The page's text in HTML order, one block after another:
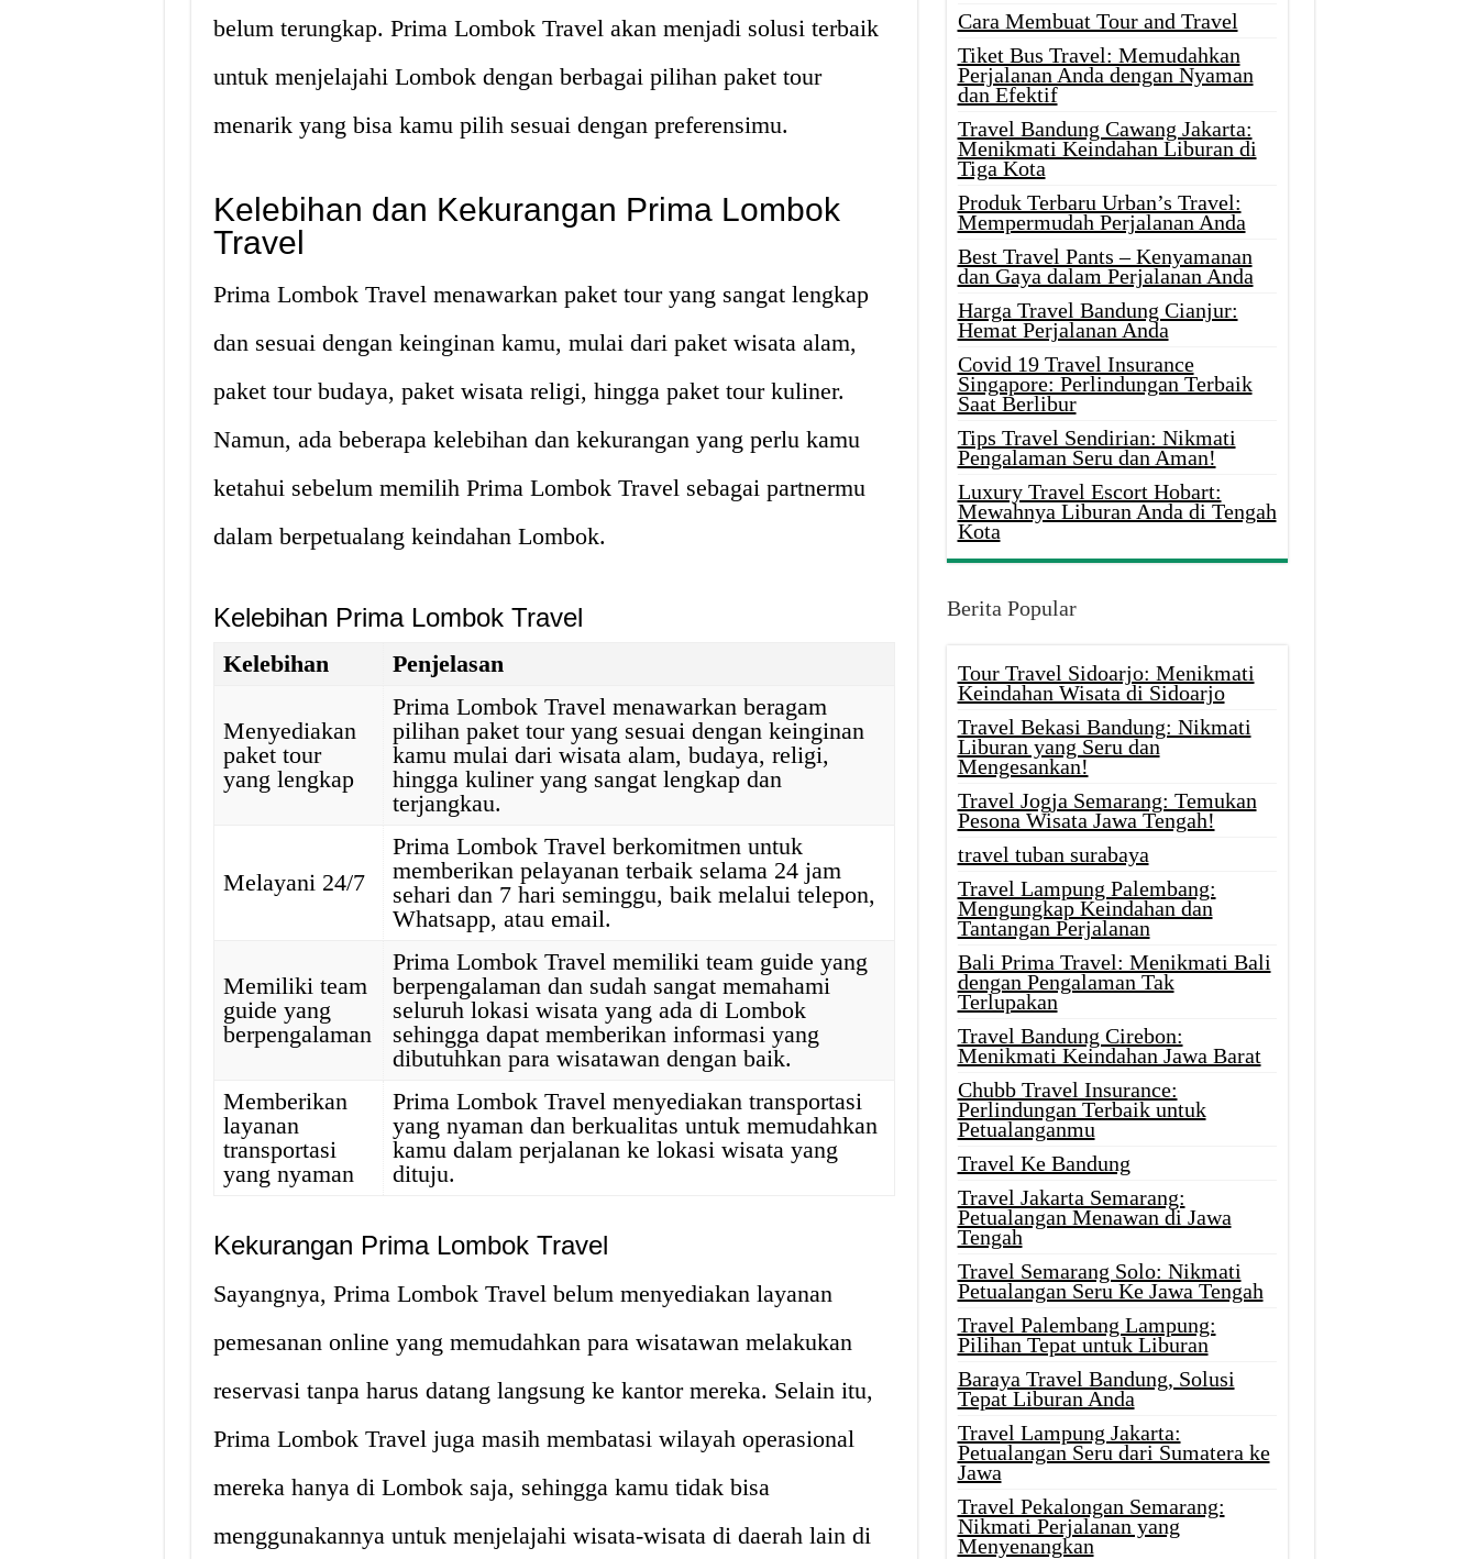
belum terungkap. Prima Lombok Travel akan menjadi solusi terbaik
untuk menjelajahi Lombok dengan berbagai pilihan paket tour
menarik yang bisa kamu pilih sesuai dengan preferensimu.
Kelebihan dan Kekurangan Prima Lombok
Travel
Prima Lombok Travel menawarkan paket tour yang sangat lengkap
dan sesuai dengan keinginan kamu, mulai dari paket wisata alam,
paket tour budaya, paket wisata religi, hingga paket tour kuliner.
Namun, ada beberapa kelebihan dan kekurangan yang perlu kamu
ketahui sebelum memilih Prima Lombok Travel sebagai partnermu
dalam berpetualang keindahan Lombok.
Kelebihan Prima Lombok Travel
Kelebihan Penjelasan
Menyediakan
paket tour
yang lengkap
Prima Lombok Travel menawarkan beragam
pilihan paket tour yang sesuai dengan keinginan
kamu mulai dari wisata alam, budaya, religi,
hingga kuliner yang sangat lengkap dan
terjangkau.
Melayani 24/7
Prima Lombok Travel berkomitmen untuk
memberikan pelayanan terbaik selama 24 jam
sehari dan 7 hari seminggu, baik melalui telepon,
Whatsapp, atau email.
Memiliki team
guide yang
berpengalaman
Prima Lombok Travel memiliki team guide yang
berpengalaman dan sudah sangat memahami
seluruh lokasi wisata yang ada di Lombok
sehingga dapat memberikan informasi yang
dibutuhkan para wisatawan dengan baik.
Memberikan
layanan
transportasi
yang nyaman
Prima Lombok Travel menyediakan transportasi
yang nyaman dan berkualitas untuk memudahkan
kamu dalam perjalanan ke lokasi wisata yang
dituju.
Kekurangan Prima Lombok Travel
Sayangnya, Prima Lombok Travel belum menyediakan layanan
pemesanan online yang memudahkan para wisatawan melakukan
reservasi tanpa harus datang langsung ke kantor mereka. Selain itu,
Prima Lombok Travel juga masih membatasi wilayah operasional
mereka hanya di Lombok saja, sehingga kamu tidak bisa
menggunakannya untuk menjelajahi wisata-wisata di daerah lain di
Cara Membuat Tour and Travel
Tiket Bus Travel: Memudahkan
Perjalanan Anda dengan Nyaman
dan Efektif
Travel Bandung Cawang Jakarta:
Menikmati Keindahan Liburan di
Tiga Kota
Produk Terbaru Urban’s Travel:
Mempermudah Perjalanan Anda
Best Travel Pants – Kenyamanan
dan Gaya dalam Perjalanan Anda
Harga Travel Bandung Cianjur:
Hemat Perjalanan Anda
Covid 19 Travel Insurance
Singapore: Perlindungan Terbaik
Saat Berlibur
Tips Travel Sendirian: Nikmati
Pengalaman Seru dan Aman!
Luxury Travel Escort Hobart:
Mewahnya Liburan Anda di Tengah
Kota
Berita Popular
Tour Travel Sidoarjo: Menikmati
Keindahan Wisata di Sidoarjo
Travel Bekasi Bandung: Nikmati
Liburan yang Seru dan
Mengesankan!
Travel Jogja Semarang: Temukan
Pesona Wisata Jawa Tengah!
travel tuban surabaya
Travel Lampung Palembang:
Mengungkap Keindahan dan
Tantangan Perjalanan
Bali Prima Travel: Menikmati Bali
dengan Pengalaman Tak
Terlupakan
Travel Bandung Cirebon:
Menikmati Keindahan Jawa Barat
Chubb Travel Insurance:
Perlindungan Terbaik untuk
Petualanganmu
Travel Ke Bandung
Travel Jakarta Semarang:
Petualangan Menawan di Jawa
Tengah
Travel Semarang Solo: Nikmati
Petualangan Seru Ke Jawa Tengah
Travel Palembang Lampung:
Pilihan Tepat untuk Liburan
Baraya Travel Bandung, Solusi
Tepat Liburan Anda
Travel Lampung Jakarta:
Petualangan Seru dari Sumatera ke
Jawa
Travel Pekalongan Semarang:
Nikmati Perjalanan yang
Menyenangkan